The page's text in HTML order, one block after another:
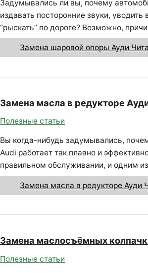
Задумывались ли вы, почему
издавать посторонние звуки, уводить
“рыскать” по дороге? Возможно,
Замена шаровой опоры Ауди
Замена масла в редукторе
Полезные статьи
Вы когда-нибудь задумывались,
Audi работает так плавно и
правильном обслуживании, и одним из
Замена масла в редукторе Ауди
Замена маслосъёмных
Полезные статьи